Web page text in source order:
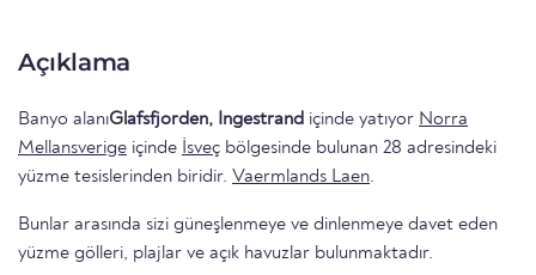
Açıklama
Banyo alanıGlafsfjorden, Ingestrand içinde yatıyor Norra
Mellansverige içinde İsveç bölgesinde bulunan 28 adresindeki
yüzme tesislerinden biridir. Vaermlands Laen.
Bunlar arasında sizi güneşlenmeye ve dinlenmeye davet eden
yüzme gölleri, plajlar ve açık havuzlar bulunmaktadır.